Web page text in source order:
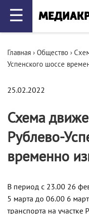
☰
Главная › Общество ›
Успенского шоссе
25.02.2022
Схема
Рублево-
временно
В период с 23.00 26
5 марта до 06.00 6
транспорта на участке